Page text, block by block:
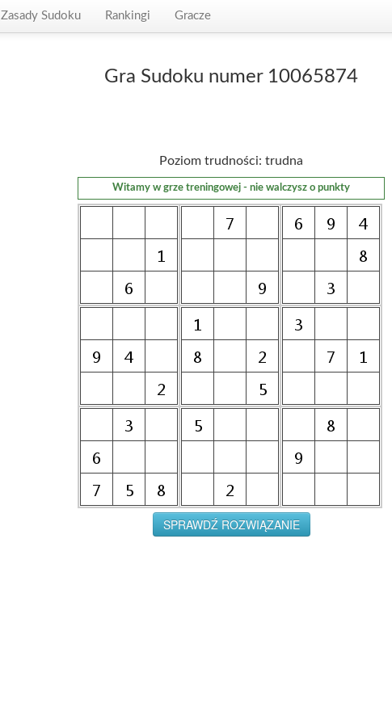
Zasady Sudoku Rankingi Gracze
Gra Sudoku numer 10065874
Poziom trudności: trudna
Witamy w grze treningowej - nie walczysz o punkty